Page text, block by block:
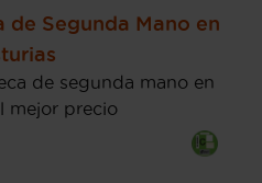
de Segunda Mano en
de segunda mano en
mejor precio